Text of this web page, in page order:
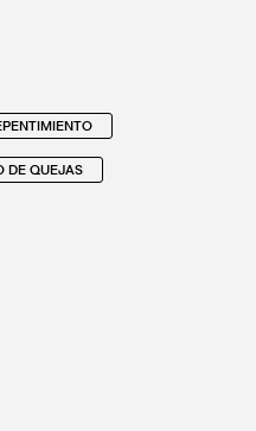
DE QUEJAS